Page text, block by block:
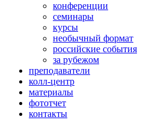
конференции
семинары
курсы
необычный формат
российские события
за рубежом
преподаватели
колл-центр
материалы
фототчет
контакты